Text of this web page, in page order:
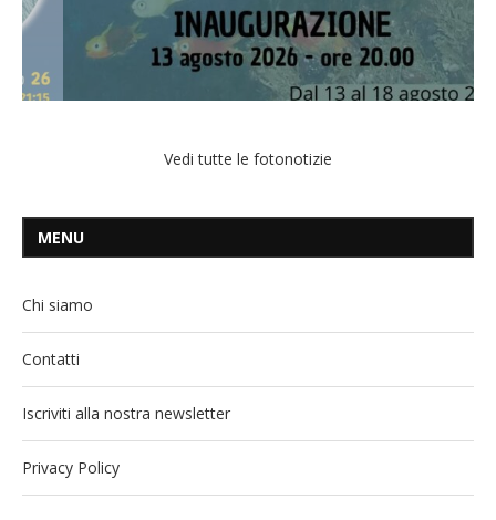
Vedi tutte le fotonotizie
MENU
Chi siamo
Contatti
Iscriviti alla nostra newsletter
Privacy Policy